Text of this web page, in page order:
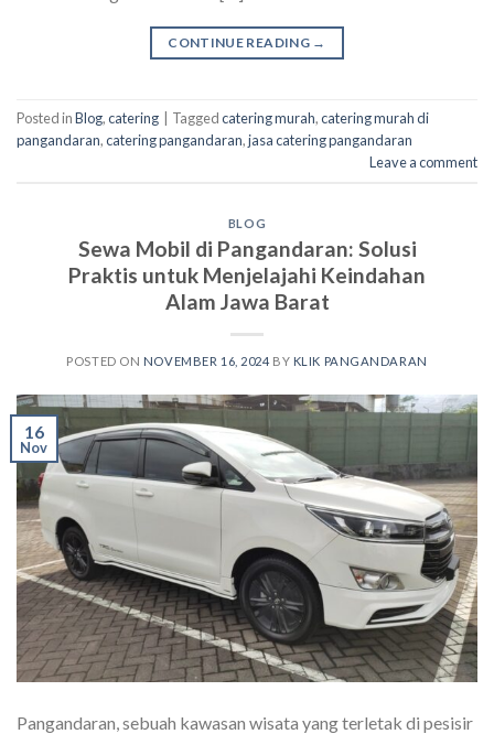
CONTINUE READING →
Posted inBlog,catering Taggedcatering murah,catering murah di
pangandaran,catering pangandaran,jasa catering pangandaran
Leave a comment
BLOG
Sewa Mobil di Pangandaran: Solusi
Praktis untuk Menjelajahi Keindahan
Alam Jawa Barat
POSTED ON NOVEMBER 16, 2024 BY KLIK PANGANDARAN
16
Nov
Pangandaran, sebuah kawasan wisata yang terletak di pesisir